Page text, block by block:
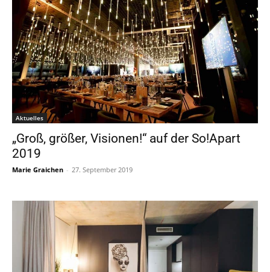
Aktuelles
„Groß, größer, Visionen!“ auf der So!Apart
2019
Marie Graichen - 27. September 2019